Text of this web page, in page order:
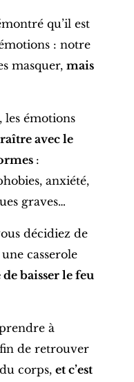
qu’il est
: notre
masquer, mais
les émotions
avec le
:
anxiété,
graves…
décidiez de
casserole
baisser le feu
à
de retrouver
corps, et c’est